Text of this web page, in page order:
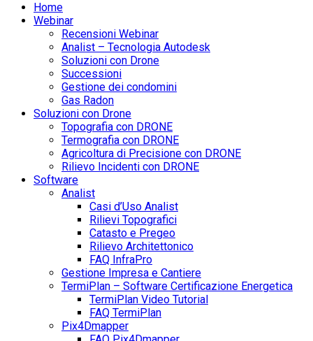
Home
Webinar
Recensioni Webinar
Analist – Tecnologia Autodesk
Soluzioni con Drone
Successioni
Gestione dei condomini
Gas Radon
Soluzioni con Drone
Topografia con DRONE
Termografia con DRONE
Agricoltura di Precisione con DRONE
Rilievo Incidenti con DRONE
Software
Analist
Casi d’Uso Analist
Rilievi Topografici
Catasto e Pregeo
Rilievo Architettonico
FAQ InfraPro
Gestione Impresa e Cantiere
TermiPlan – Software Certificazione Energetica
TermiPlan Video Tutorial
FAQ TermiPlan
Pix4Dmapper